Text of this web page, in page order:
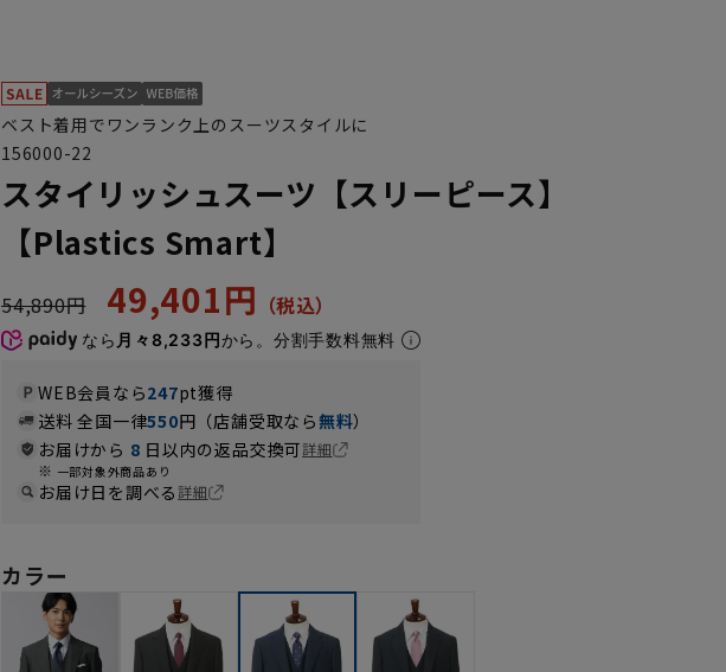
K6 K7 K8 K9 K10 YA1 YA2 YA4
ベスト着用でワンランク上のスーツスタイルに
156000-22
スタイリッシュスーツ【スリーピース】
【Plastics Smart】
54,890円 49,401円
なら 月々8,233円から。分割手数料無料
WEB会員なら247pt獲得
送料 全国一律550円（店舗受取なら無料）
お届けから 8 日以内の返品交換可詳細
一部対象外商品あり
お届け日を調べる詳細
カラー